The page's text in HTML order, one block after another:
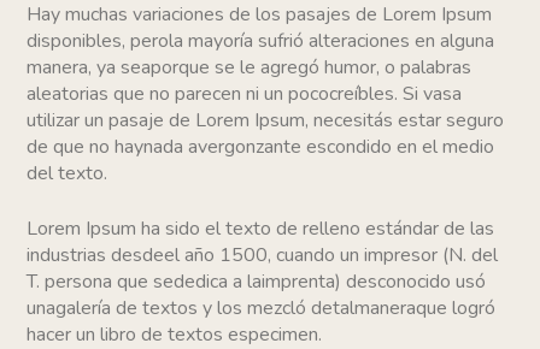
Hay muchas variaciones de los pasajes de Lorem Ipsum
disponibles, perola mayoría sufrió alteraciones en alguna
manera, ya seaporque se le agregó humor, o palabras
aleatorias que no parecen ni un pococreíbles. Si vasa
utilizar un pasaje de Lorem Ipsum, necesitás estar seguro
de que no haynada avergonzante escondido en el medio
del texto.
Lorem Ipsum ha sido el texto de relleno estándar de las
industrias desdeel año 1500, cuando un impresor (N. del
T. persona que sededica a laimprenta) desconocido usó
unagalería de textos y los mezcló detalmaneraque logró
hacer un libro de textos especimen.